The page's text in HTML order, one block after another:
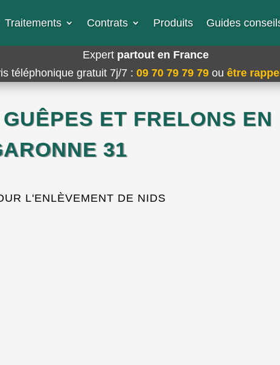
Traitements Contrats Produits Guides
Expert partout en France
téléphonique gratuit 7j/7 : 09 70 79 79 79 ou être
ET FRELONS EN
31
L'ENLÈVEMENT DE NIDS